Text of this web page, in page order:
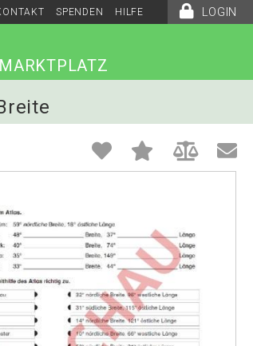
LOGIN
SPENDEN HILFE
MARKTPLATZ